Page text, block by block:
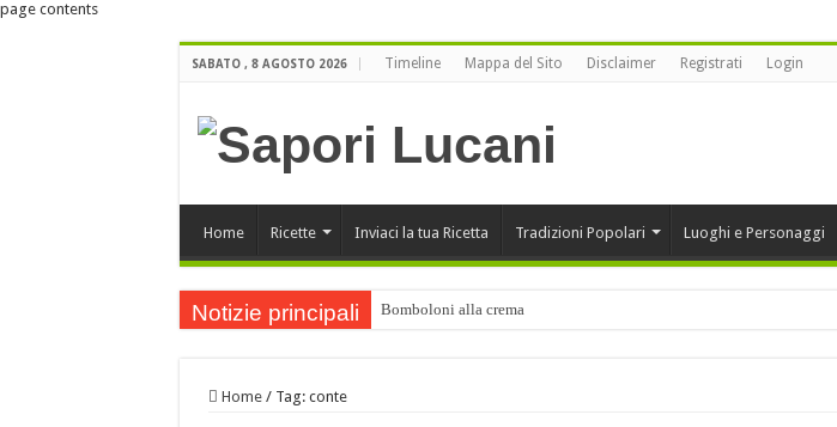
page contents
SABATO , 8 AGOSTO 2026 Timeline Mappa del Sito Disclaimer Registrati Login
Home Ricette Inviaci la tua Ricetta Tradizioni Popolari Luoghi e Personaggi
Notizie principali Bomboloni alla crema
Home / Tag: conte